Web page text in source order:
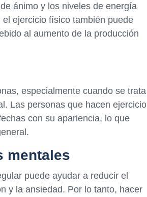
ánimo y los niveles de energía
ejercicio físico también puede
al aumento de la producción
especialmente cuando se trata
Las personas que hacen ejercicio
con su apariencia, lo que
mentales
puede ayudar a reducir el
y la ansiedad. Por lo tanto, hacer